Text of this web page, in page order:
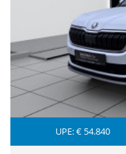
UPE: € 54.840